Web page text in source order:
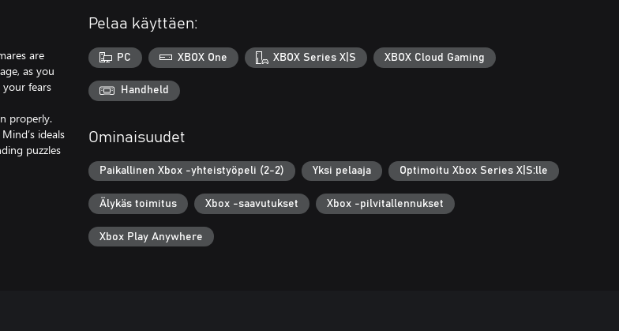
are
as you
fears
properly.
ideals
puzzles
Pelaa käyttäen:
PC XBOX One XBOX Series X|S XBOX Cloud Gaming
Handheld
Ominaisuudet
Paikallinen Xbox -yhteistyöpeli (2-2) Yksi pelaaja Optimoitu Xbox Series X|S:lle
Älykäs toimitus Xbox -saavutukset Xbox -pilvitallennukset
Xbox Play Anywhere